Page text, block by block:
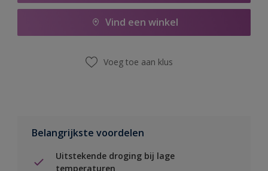
Vind een winkel
Voeg toe aan klus
Belangrijkste voordelen
Uitstekende droging bij lage
temperaturen